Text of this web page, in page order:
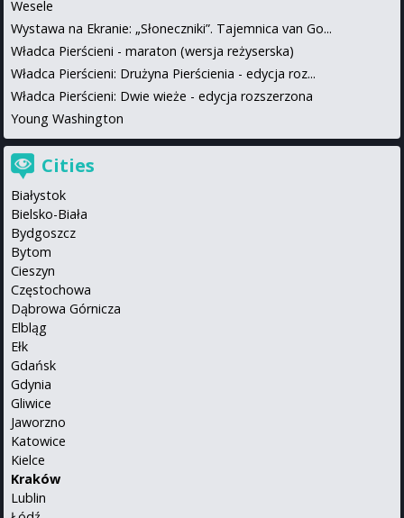
Wesele
Wystawa na Ekranie: „Słoneczniki”. Tajemnica van Go...
Władca Pierścieni - maraton (wersja reżyserska)
Władca Pierścieni: Drużyna Pierścienia - edycja roz...
Władca Pierścieni: Dwie wieże - edycja rozszerzona
Young Washington
Cities
Białystok
Bielsko-Biała
Bydgoszcz
Bytom
Cieszyn
Częstochowa
Dąbrowa Górnicza
Elbląg
Ełk
Gdańsk
Gdynia
Gliwice
Jaworzno
Katowice
Kielce
Kraków
Lublin